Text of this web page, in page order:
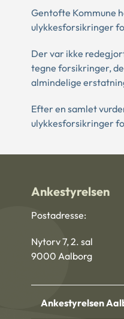
Gentofte Kommune
ulykkesforsikringer
Der var ikke
tegne forsikringer,
almindelige
Efter en samlet
ulykkesforsikringer
Ankestyrelsen
Postadresse:
Nytorv 7, 2. sal
9000 Aalborg
Ankestyrelsen